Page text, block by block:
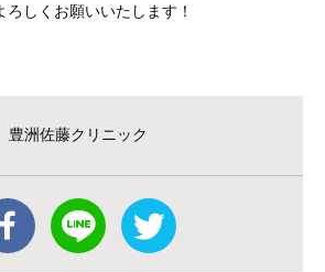
しくお願いいたします！
豊洲佐藤クリニック